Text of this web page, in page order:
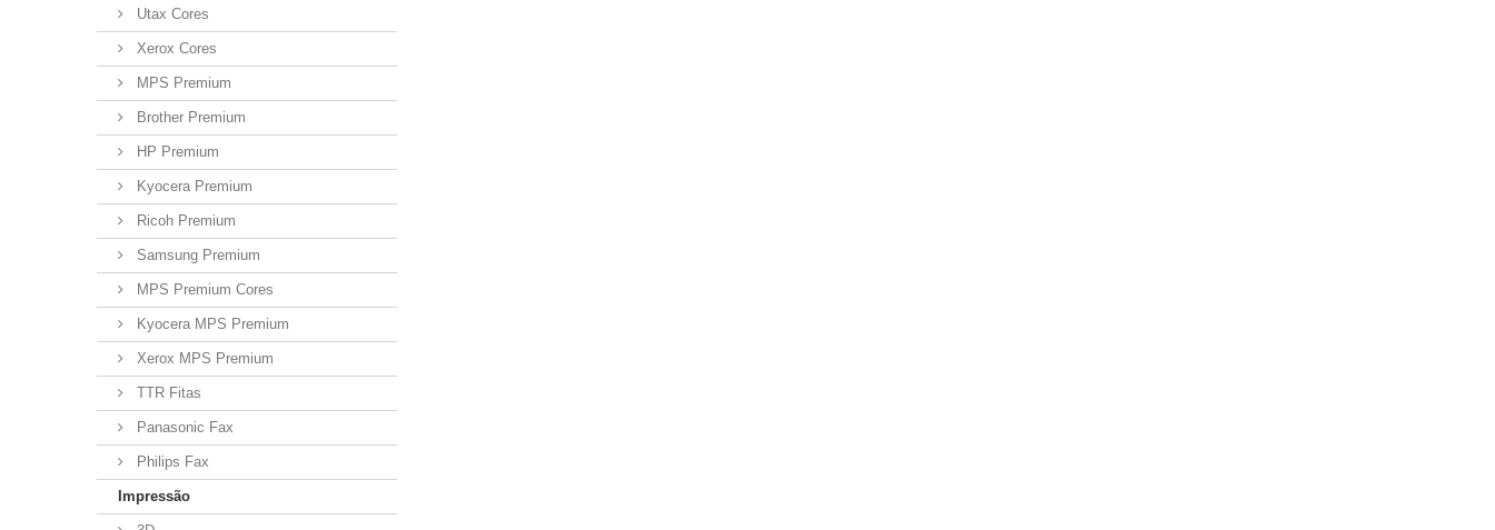
Utax Cores
Xerox Cores
MPS Premium
Brother Premium
HP Premium
Kyocera Premium
Ricoh Premium
Samsung Premium
MPS Premium Cores
Kyocera MPS Premium
Xerox MPS Premium
TTR Fitas
Panasonic Fax
Philips Fax
Impressão